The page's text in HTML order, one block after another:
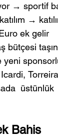
→ sportif
→
ek gelir
bütçesi
Bahis